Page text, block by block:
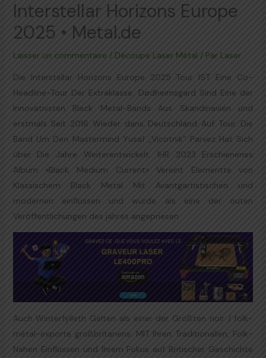
Interstellar Horizons Europe
2025 • Metal.de
Laisser un commentaire / Découpe Laser Métal / Par Laser
Die Interstellar Horizons Europe 2025 Tour IST Eine Co-
Headline-Tour Der Extraklasse. Dødheimsgard Sind Eine der
Innovativsten Black Metal-Bands Aus Skandinavien und
erstmals Seit 2016 Wieder dans Deutschland Auf Tour. Die
Band Um Den Mastermind Yusaf „Vicotnik“ Parvez Hat Sich
über Die Jahre Weiterentwickelt. IHR 2023 Erschienenes
Album «Black Medium Current» Vereint Elementte von
Klassischem Black Metal Mit Avantgartistischen und
modernen einflüssen und wurde als eine der outen
Veröffentlichungen des jahres angepriesen.
Auch Winterfylleth Gelten als einer der Größten noir / folk-
métal-exporte großbritanens. MIT Ihren Traditionallen, Folk-
Nahen Einflüssen und Ihrem Fokus auf Britischer Geschichte